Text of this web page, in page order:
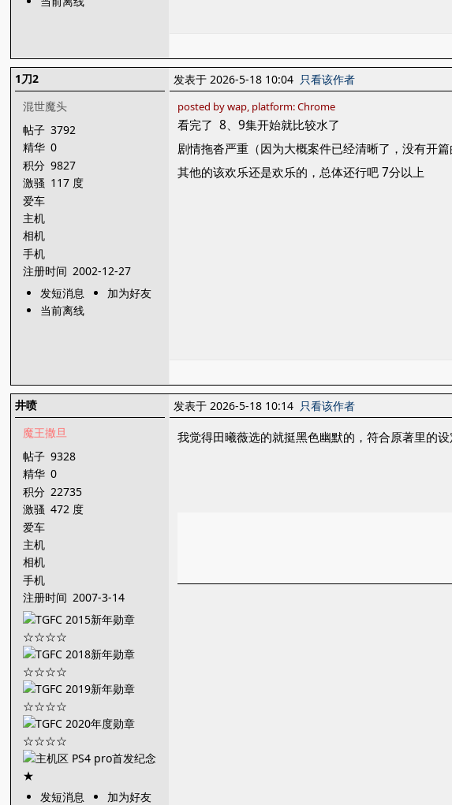
1刀2
混世魔头
帖子 3792
精华 0
积分 9827
激骚 117 度
爱车
主机
相机
手机
注册时间 2002-12-27
发短消息
加为好友
当前离线
发表于 2026-5-18 10:04 只看该作者
posted by wap, platform: Chrome
看完了 8、9集开始就比较水了
剧情拖沓严重（因为大概案件已经清晰了，没有开
其他的该欢乐还是欢乐的，总体还行吧 7分以上
井喷
魔王撒旦
帖子 9328
精华 0
积分 22735
激骚 472 度
爱车
主机
相机
手机
注册时间 2007-3-14
发短消息
加为好友
发表于 2026-5-18 10:14 只看该作者
我觉得田曦薇选的就挺黑色幽默的，符合原著里的